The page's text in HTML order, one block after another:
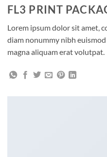
FL3 PRINT
Lorem ipsum dolor sit amet,
diam nonummy nibh
magna aliquam erat volutpat.